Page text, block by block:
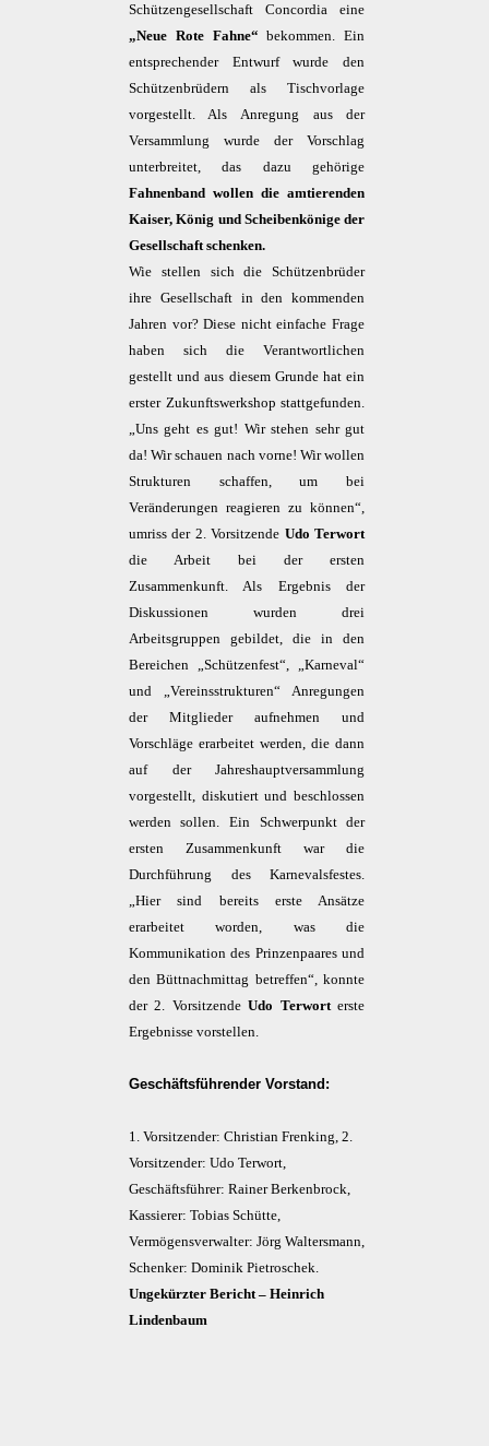
Schützengesellschaft Concordia eine
„Neue Rote Fahne“ bekommen. Ein
entsprechender Entwurf wurde den
Schützenbrüdern als Tischvorlage
vorgestellt. Als Anregung aus der
Versammlung wurde der Vorschlag
unterbreitet, das dazu gehörige
Fahnenband wollen die amtierenden
Kaiser, König und Scheibenkönige der
Gesellschaft schenken.
Wie stellen sich die Schützenbrüder
ihre Gesellschaft in den kommenden
Jahren vor? Diese nicht einfache Frage
haben sich die Verantwortlichen
gestellt und aus diesem Grunde hat ein
erster Zukunftswerkshop stattgefunden.
„Uns geht es gut! Wir stehen sehr gut
da! Wir schauen nach vorne! Wir wollen
Strukturen schaffen, um bei
Veränderungen reagieren zu können“,
umriss der 2. Vorsitzende Udo Terwort
die Arbeit bei der ersten
Zusammenkunft. Als Ergebnis der
Diskussionen wurden drei
Arbeitsgruppen gebildet, die in den
Bereichen „Schützenfest“, „Karneval“
und „Vereinsstrukturen“ Anregungen
der Mitglieder aufnehmen und
Vorschläge erarbeitet werden, die dann
auf der Jahreshauptversammlung
vorgestellt, diskutiert und beschlossen
werden sollen. Ein Schwerpunkt der
ersten Zusammenkunft war die
Durchführung des Karnevalsfestes.
„Hier sind bereits erste Ansätze
erarbeitet worden, was die
Kommunikation des Prinzenpaares und
den Büttnachmittag betreffen“, konnte
der 2. VorsitzendeUdo Terworterste
Ergebnisse vorstellen.
Geschäftsführender Vorstand:
1. Vorsitzender: Christian Frenking, 2.
Vorsitzender: Udo Terwort,
Geschäftsführer: Rainer Berkenbrock,
Kassierer: Tobias Schütte,
Vermögensverwalter: Jörg Waltersmann,
Schenker: Dominik Pietroschek.
Ungekürzter Bericht – Heinrich
Lindenbaum